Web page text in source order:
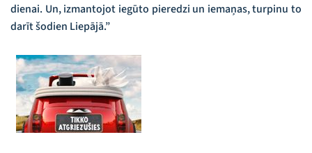
dienai. Un, izmantojot iegūto pieredzi un iemaņas, turpinu to
darīt šodien Liepājā.”